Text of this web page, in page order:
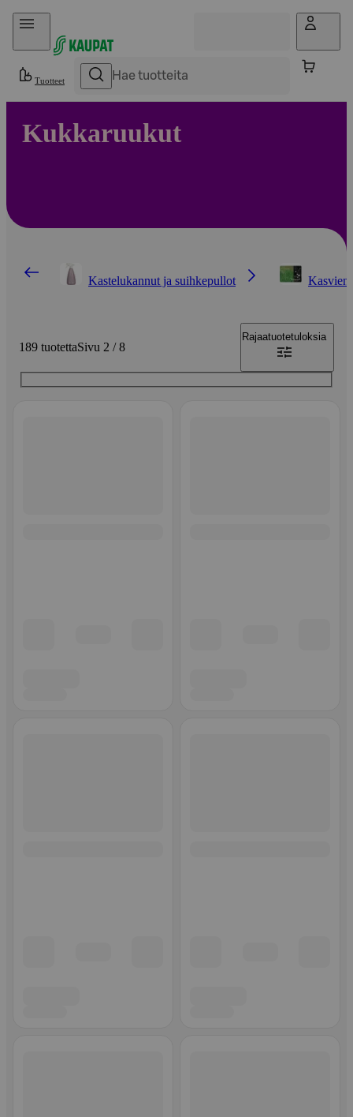
Hyppää sisältöön
Tuotteet
Kukkaruukut
Kastelukannut ja suihkepullot Kasvien
189 tuotettaSivu 2 / 8
Rajaatuotetuloksia